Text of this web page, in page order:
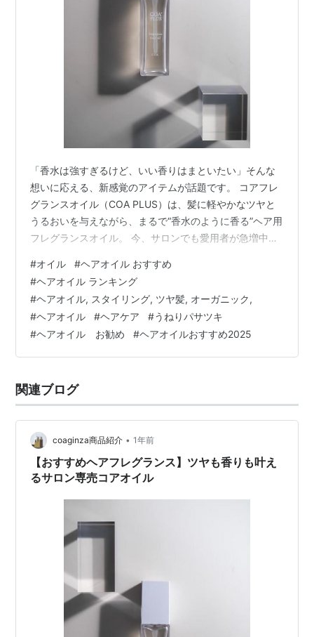
「香水は強すぎるけど、いい香りはまといたい」そんな
想いに応える、新感覚のアイテムが話題です。 コアフレ
グランスオイル（COA PLUS）は、髪に軽やかなツヤと
うるおいを与えながら、まるで“香水のように香る”ヘア用
フレグランスオイル。 今、サロンでも愛用者が急増中
まとう上質なフレグランス コアフレグランスオイルの魅
力は、何といっても香りの良さと持続力。柑橘系の爽や
かさに、ジャスミンとローズの上品さを加えた、洗練さ
れた香りのブレンドがふんわり続きます。 甘すぎず、さ
っぱりしすぎない絶妙バランス 朝のスタイリングに使え
ば、夕方まで香りが持続 シャ…
#オイル #ヘアオイル おすすめ
#ヘアオイル ランキング
#ヘアオイル, スタイリング, ツヤ髪, オーガニック,
#ヘアオイル #ヘアケア #うねりパサツキ
#ヘアオイル お勧め #ヘアオイルおすすめ2025
関連ブログ
coaginza商品紹介 • 1年前
【おすすめヘアフレグランス】ツヤも香りも叶え
るサロン専売コアオイル